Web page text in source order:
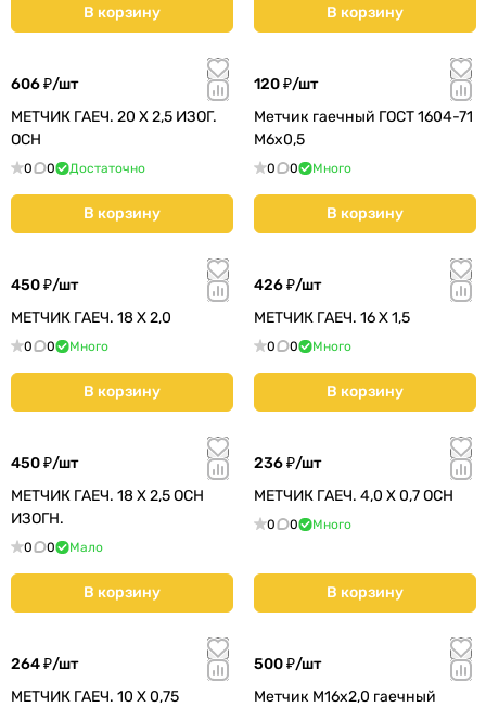
В корзину В корзину
606 ₽/шт
МЕТЧИК ГАЕЧ. 20 Х 2,5 ИЗОГ.
ОСН
0 0 Достаточно
В корзину
120 ₽/шт
Метчик гаечный ГОСТ 1604-71
М6х0,5
0 0 Много
В корзину
450 ₽/шт
МЕТЧИК ГАЕЧ. 18 Х 2,0
0 0 Много
В корзину
426 ₽/шт
МЕТЧИК ГАЕЧ. 16 Х 1,5
0 0 Много
В корзину
450 ₽/шт
МЕТЧИК ГАЕЧ. 18 Х 2,5 ОСН
ИЗОГН.
0 0 Мало
В корзину
236 ₽/шт
МЕТЧИК ГАЕЧ. 4,0 Х 0,7 ОСН
0 0 Много
В корзину
264 ₽/шт
МЕТЧИК ГАЕЧ. 10 Х 0,75
500 ₽/шт
Метчик М16х2,0 гаечный